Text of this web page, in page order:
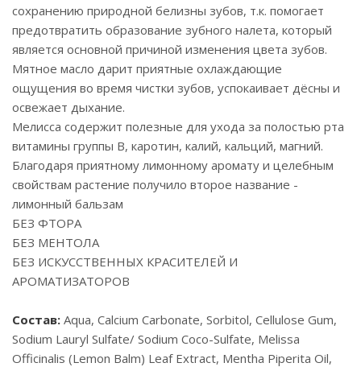
сохранению природной белизны зубов, т.к. помогает
предотвратить образование зубного налета, который
является основной причиной изменения цвета зубов.
Мятное масло дарит приятные охлаждающие
ощущения во время чистки зубов, успокаивает дёсны и
освежает дыхание.
Мелисса содержит полезные для ухода за полостью рта
витамины группы B, каротин, калий, кальций, магний.
Благодаря приятному лимонному аромату и целебным
свойствам растение получило второе название -
лимонный бальзам
БЕЗ ФТОРА
БЕЗ МЕНТОЛА
БЕЗ ИСКУССТВЕННЫХ КРАСИТЕЛЕЙ И
АРОМАТИЗАТОРОВ
Состав: Aqua, Calcium Carbonate, Sorbitol, Cellulose Gum,
Sodium Lauryl Sulfate/ Sodium Coco-Sulfate, Melissa
Officinalis (Lemon Balm) Leaf Extract, Mentha Piperita Oil,